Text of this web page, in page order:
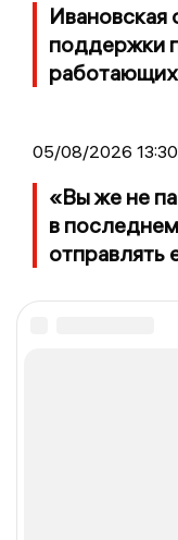
поддержки
05/08/2026 13:30
«Вы же не
в
отправлять